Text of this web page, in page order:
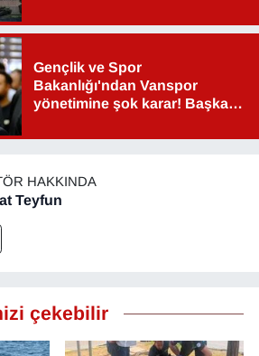
Gençlik ve Spor
Bakanlığı'ndan Vanspor
yönetimine şok karar! Başkan
HAKKINDA
Teyfun
çekebilir